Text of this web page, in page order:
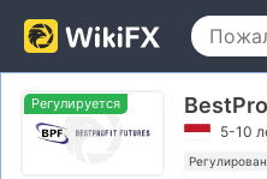
Регулируется
5-10
1
2
3
0
1
0
1
2